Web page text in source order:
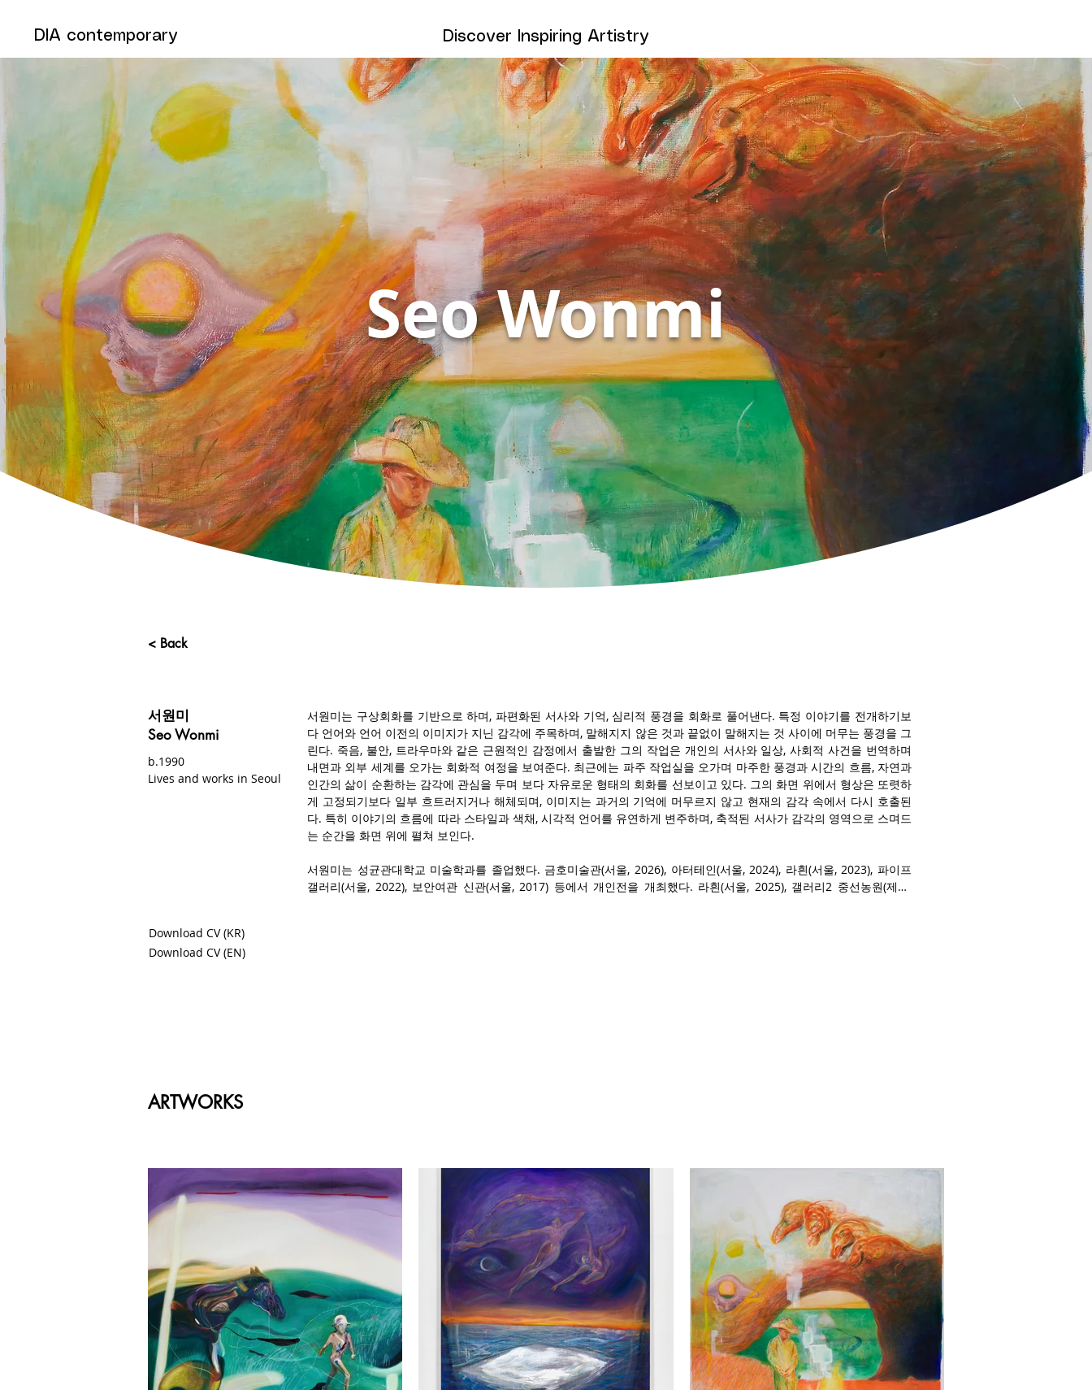
DIA contemporary Discover Inspiring Artistry
Seo Wonmi
< Back
서원미
Seo Wonmi
b.1990
Lives and works in Seoul
Download CV (EN)
Download CV (KR)
서원미는 구상회화를 기반으로 하며, 파편화된 서사와 기억, 심리적 풍경을 회화로 풀어낸다. 특정 이야기를 전개하기보
다 언어와 언어 이전의 이미지가 지닌 감각에 주목하며, 말해지지 않은 것과 끝없이 말해지는 것 사이에 머무는 풍경을 그
린다. 죽음, 불안, 트라우마와 같은 근원적인 감정에서 출발한 그의 작업은 개인의 서사와 일상, 사회적 사건을 번역하며
내면과 외부 세계를 오가는 회화적 여정을 보여준다. 최근에는 파주 작업실을 오가며 마주한 풍경과 시간의 흐름, 자연과
인간의 삶이 순환하는 감각에 관심을 두며 보다 자유로운 형태의 회화를 선보이고 있다. 그의 화면 위에서 형상은 또렷하
게 고정되기보다 일부 흐트러지거나 해체되며, 이미지는 과거의 기억에 머무르지 않고 현재의 감각 속에서 다시 호출된
다. 특히 이야기의 흐름에 따라 스타일과 색채, 시각적 언어를 유연하게 변주하며, 축적된 서사가 감각의 영역으로 스며드
는 순간을 화면 위에 펼쳐 보인다.
서원미는 성균관대학교 미술학과를 졸업했다. 금호미술관(서울, 2026), 아터테인(서울, 2024), 라흰(서울, 2023), 파이프
갤러리(서울, 2022), 보안여관 신관(서울, 2017) 등에서 개인전을 개최했다. 라흰(서울, 2025), 갤러리2 중선농원(제주,
continually recalled through present sensations. In particular, she fluidly shifts styles, colors, and visual
languages according to the flow of each narrative, revealing moments when accumulated stories seep into the
realm of sensation.
Seo Wonmi graduated from the Department of Fine Arts at Sungkyunkwan University. She has held solo
exhibitions at Kumho Museum of Art (Seoul, 2026), Artertain (Seoul, 2024), Rahn Contemporary (Seoul, 2023),
Pipe Gallery (Seoul, 2022), and Boan1942 New Wing (Seoul, 2017). She has participated in duo- exhibitions at La
Heen (Seoul, 2025), Gallery 2 (Jeju, 2025), and ArteK (Seoul, 2025). Her work has also been featured in
numerous group exhibitions at DIA Contemporary (Seoul, 2026), White Block Art Center (Paju, 2025), Sejong
Museum of Art (Seoul, 2024; 2020), Total Museum of Contemporary Art (Seoul, 2023), Mimesis Art Museum
(Paju, 2023), POSCO Art Museum (Seoul, 2022), Zaha Museum (Seoul, 2022), Hangaram Art Museum at Seoul
Arts Center (Seoul, 2021), and Kumho Museum of Art (Seoul, 2021; 2020). In 2018, she received both the Chong
Kun Dang Art Award and the SDU Art Award. From 2019 to 2021, she was a resident artist in the 15th Kumho
ARTWORKS